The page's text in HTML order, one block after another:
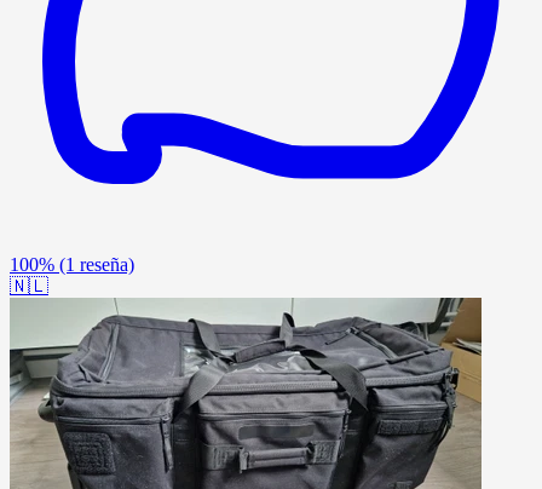
100% (1 reseña)
🇳🇱